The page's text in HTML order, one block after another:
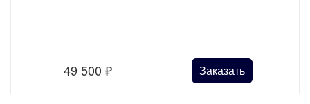
49 500₽ Заказать